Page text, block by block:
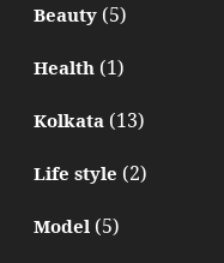
Beauty(5)
Health(1)
Kolkata(13)
Life style (2)
Model(5)